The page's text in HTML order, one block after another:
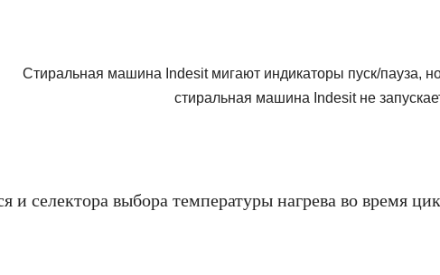
и селектора выбора температуры нагрева во время